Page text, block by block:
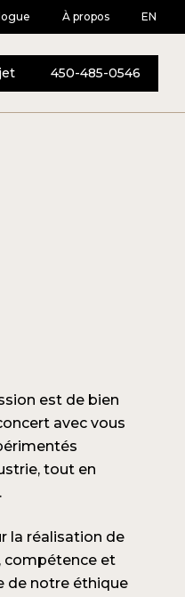
À propos EN
450-485-0546
est de bien
avec vous
tout en
la réalisation de
compétence et
de notre éthique